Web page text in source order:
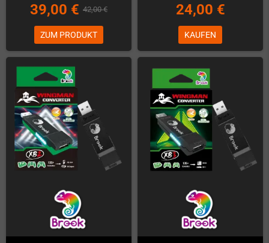
39,00 € 42,00 €
ZUM PRODUKT
24,00 €
KAUFEN